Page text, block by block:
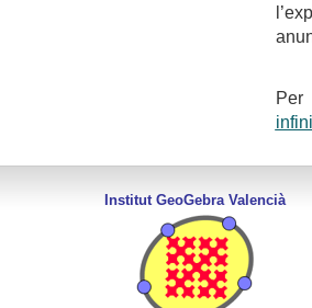
Institut GeoGebra Valencià